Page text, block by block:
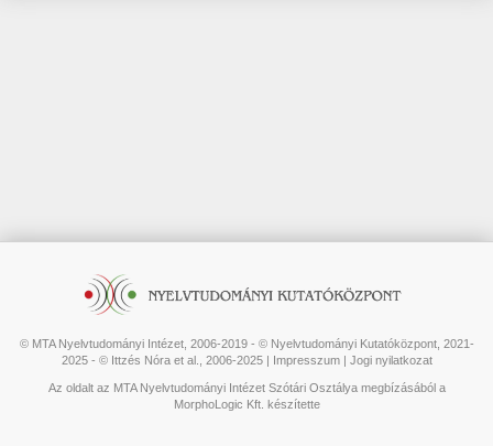
© MTA Nyelvtudományi Intézet, 2006-2019 - © Nyelvtudományi Kutatóközpont, 2021-
2025 - © Ittzés Nóra et al., 2006-2025 | Impresszum| Jogi nyilatkozat
Az oldalt az MTA Nyelvtudományi Intézet Szótári Osztálya megbízásából a
MorphoLogic Kft. készítette